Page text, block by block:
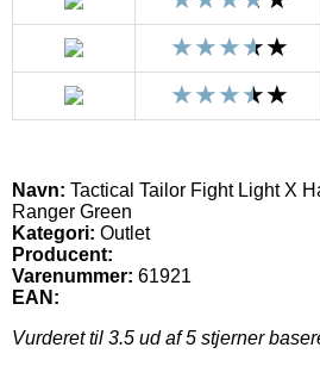
Navn: Tactical Tailor Fight Light X
Ranger Green
Kategori: Outlet
Producent:
Varenummer: 61921
EAN:
Vurderet til 3.5 ud af 5 stjerner